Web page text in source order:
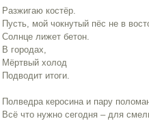
Разжигаю костёр.
Пусть, мой чокнутый пёс не в
Солнце лижет бетон.
В городах,
Мёртвый холод
Подводит итоги.
Полведра керосина и пару
Всё что нужно сегодня – для